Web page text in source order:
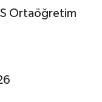
Ortaöğretim